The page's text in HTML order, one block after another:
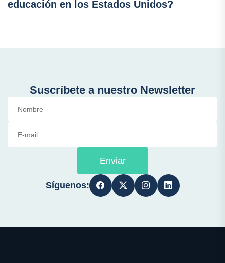
educación en los Estados Unidos?
Suscríbete a nuestro Newsletter
Enviar
Síguenos: